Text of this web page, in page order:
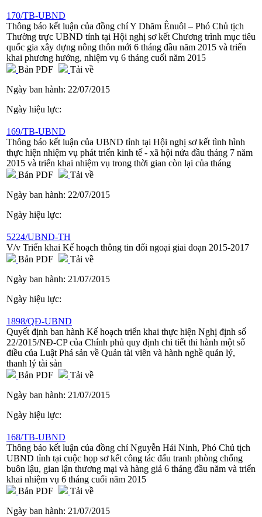
170/TB-UBND
Thông báo kết luận của đồng chí Y Dhăm Ênuôl – Phó Chủ tịch
Thường trực UBND tỉnh tại Hội nghị sơ kết Chương trình mục tiêu
quốc gia xây dựng nông thôn mới 6 tháng đầu năm 2015 và triển
khai phương hướng, nhiệm vụ 6 tháng cuối năm 2015
Bản PDF
Tải về
Ngày ban hành: 22/07/2015
Ngày hiệu lực:
169/TB-UBND
Thông báo kết luận của UBND tỉnh tại Hội nghị sơ kết tình hình
thực hiện nhiệm vụ phát triển kinh tế - xã hội nửa đầu tháng 7 năm
2015 và triển khai nhiệm vụ trong thời gian còn lại của tháng
Bản PDF
Tải về
Ngày ban hành: 22/07/2015
Ngày hiệu lực:
5224/UBND-TH
V/v Triển khai Kế hoạch thông tin đối ngoại giai đoạn 2015-2017
Bản PDF
Tải về
Ngày ban hành: 21/07/2015
Ngày hiệu lực:
1898/QĐ-UBND
Quyết định ban hành Kế hoạch triển khai thực hiện Nghị định số
22/2015/NĐ-CP của Chính phủ quy định chi tiết thi hành một số
điều của Luật Phá sản về Quản tài viên và hành nghề quản lý,
thanh lý tài sản
Bản PDF
Tải về
Ngày ban hành: 21/07/2015
Ngày hiệu lực:
168/TB-UBND
Thông báo kết luận của đồng chí Nguyễn Hải Ninh, Phó Chủ tịch
UBND tỉnh tại cuộc họp sơ kết công tác đấu tranh phòng chống
buôn lậu, gian lận thương mại và hàng giả 6 tháng đầu năm và triển
khai nhiệm vụ 6 tháng cuối năm 2015
Bản PDF
Tải về
Ngày ban hành: 21/07/2015